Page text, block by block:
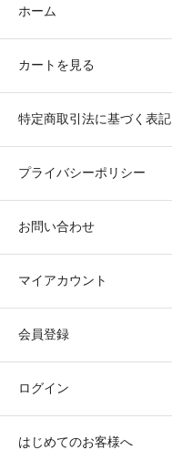
ホーム
カートを見る
特定商取引法に基づく表記
プライバシーポリシー
お問い合わせ
マイアカウント
会員登録
ログイン
はじめてのお客様へ